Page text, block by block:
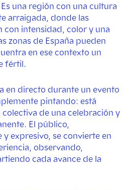
una región con una cultura
arraigada, donde las
con intensidad, color y una
zonas de España pueden
en ese contexto un
fértil.
en directo durante un evento
pintando: está
de una celebración y
El público,
expresivo, se convierte en
observando,
cada avance de la